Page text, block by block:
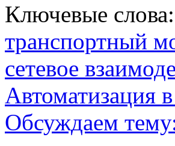
Ключевые слова:
транспортный
сетевое
Автоматизация
Обсуждаем